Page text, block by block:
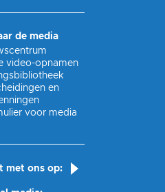
de media
video-opnamen
en
voor media
met ons op: